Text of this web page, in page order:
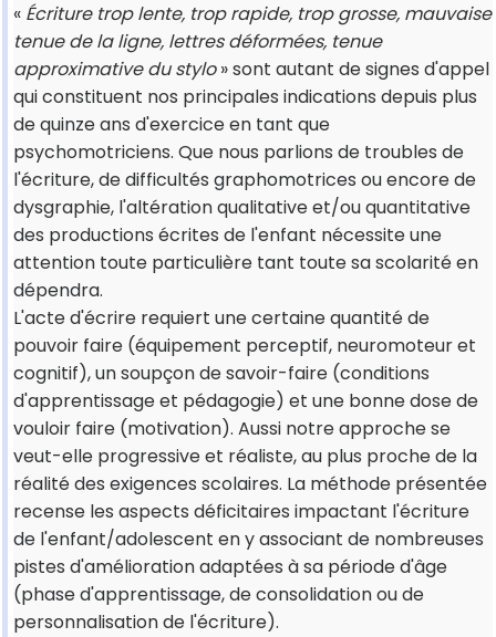
« Écriture trop lente, trop rapide, trop grosse, mauvaise
tenue de la ligne, lettres déformées, tenue
approximative du stylo» sont autant de signes d'appel
qui constituent nos principales indications depuis plus
de quinze ans d'exercice en tant que
psychomotriciens. Que nous parlions de troubles de
l'écriture, de difficultés graphomotrices ou encore de
dysgraphie, l'altération qualitative et/ou quantitative
des productions écrites de l'enfant nécessite une
attention toute particulière tant toute sa scolarité en
dépendra.
L'acte d'écrire requiert une certaine quantité de
pouvoir faire (équipement perceptif, neuromoteur et
cognitif), un soupçon de savoir-faire (conditions
d'apprentissage et pédagogie) et une bonne dose de
vouloir faire (motivation). Aussi notre approche se
veut-elle progressive et réaliste, au plus proche de la
réalité des exigences scolaires. La méthode présentée
recense les aspects déficitaires impactant l'écriture
de l'enfant/adolescent en y associant de nombreuses
pistes d'amélioration adaptées à sa période d'âge
(phase d'apprentissage, de consolidation ou de
personnalisation de l'écriture).